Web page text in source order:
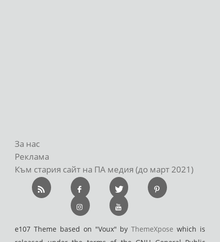
За нас
Реклама
Към стария сайт на ПА медия (до март 2021)
e107 Theme based on "Voux" byThemeXpose which is